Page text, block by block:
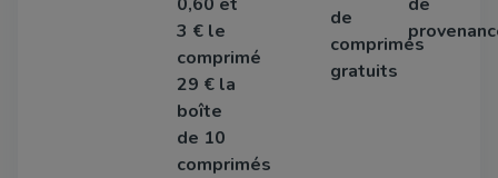
3 € le
comprimé
29 € la
boîte
de 10
comprimés
de
comprimés
gratuits